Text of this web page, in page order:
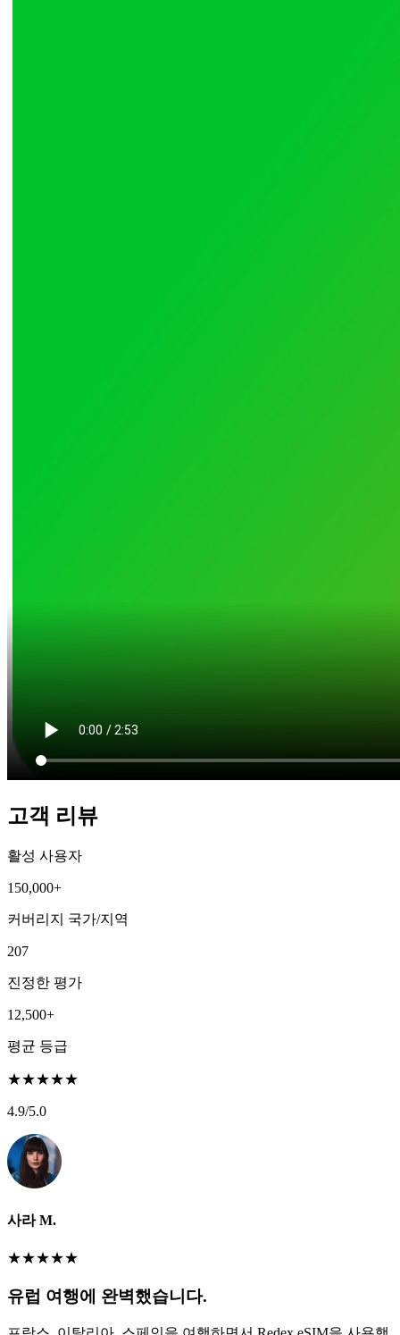
고객 리뷰
활성 사용자
150,000+
커버리지 국가/지역
207
진정한 평가
12,500+
평균 등급
★★★★★
4.9/5.0
사라 M.
★★★★★
유럽 여행에 완벽했습니다.